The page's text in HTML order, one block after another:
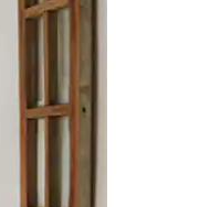
pomocou dotykových